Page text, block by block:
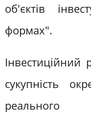
об'єктів
формах".
Інвестиційний
сукупність